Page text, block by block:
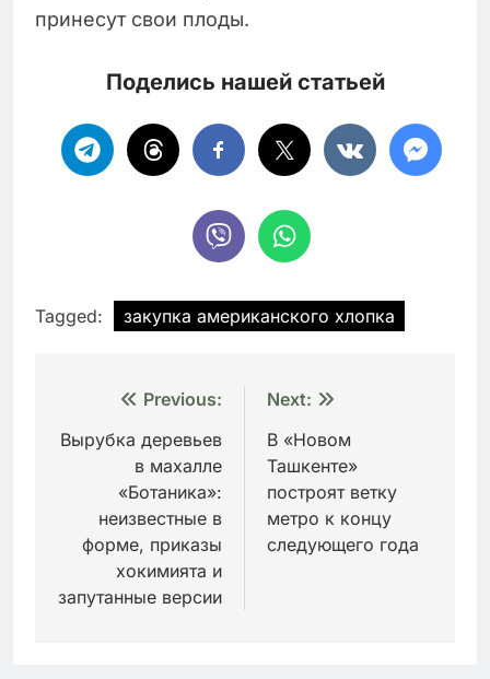
принесут свои плоды.
Поделись нашей статьей
Tagged: закупка американского хлопка
Навигация
по
записям
Previous:
Вырубка деревьев
в махалле
«Ботаника»:
неизвестные в
форме, приказы
хокимията и
запутанные версии
Next:
В «Новом
Ташкенте»
построят ветку
метро к концу
следующего года